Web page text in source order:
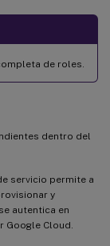
de roles.
dentro del
servicio permite a
y
autentica en
Google Cloud.